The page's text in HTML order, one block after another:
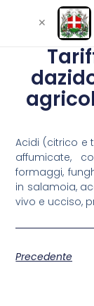
Acidi (citrico e
affumicate,
formaggi,
in salamoia,
vivo e ucciso,
Precedente
✕